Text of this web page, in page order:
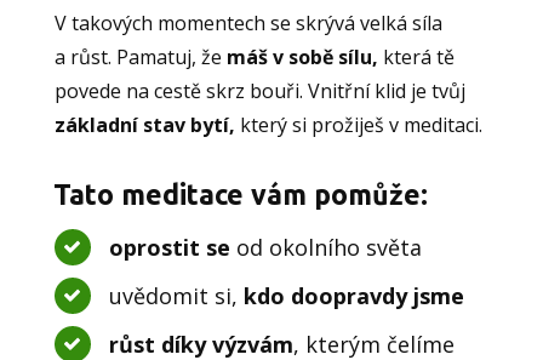
V takových momentech se skrývá velká síla
a růst. Pamatuj, že máš v sobě sílu, která tě
povede na cestě skrz bouři. Vnitřní klid je tvůj
základní stav bytí, který si prožiješ v meditaci.
Tato meditace vám pomůže:
oprostit se od okolního světa
uvědomit si, kdo doopravdy jsme
růst díky výzvám, kterým čelíme